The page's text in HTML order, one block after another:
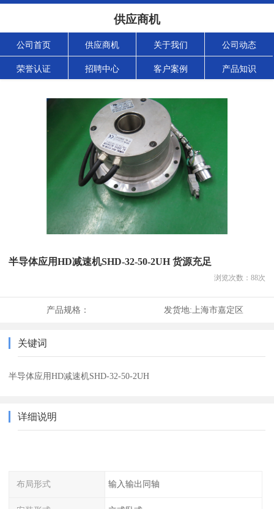
供应商机
公司首页 供应商机 关于我们 公司动态
荣誉认证 招聘中心 客户案例 产品知识
半导体应用HD减速机SHD-32-50-2UH 货源充足
浏览次数： 88次
产品规格： 发货地: 上海市嘉定区
关键词
半导体应用HD减速机SHD-32-50-2UH
详细说明
布局形式 输入输出同轴